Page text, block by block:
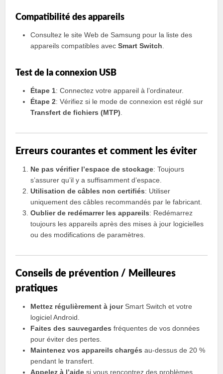
Compatibilité des appareils
Consultez le site Web de Samsung pour la liste des
appareils compatibles avecSmart Switch
Test de la connexion USB
Étape 1: Connectez votre appareil à l’ordinateur.
Étape 2: Vérifiez si le mode de connexion est réglé sur
Transfert de fichiers (MTP)
Erreurs courantes et comment les éviter
Ne pas vérifier l’espace de stockage: Toujours
s’assurer qu’il y a suffisamment d’espace.
Utilisation de câbles non certifiés: Utiliser
uniquement des câbles recommandés par le fabricant.
Oublier de redémarrer les appareils: Redémarrez
toujours les appareils après des mises à jour logicielles
ou des modifications de paramètres.
Conseils de prévention / Meilleures
pratiques
Mettez régulièrement à jourSmart Switch et votre
logiciel Android.
Faites des sauvegardes fréquentes de vos données
pour éviter des pertes.
Maintenez vos appareils chargés au-dessus de 20 %
pendant le transfert.
Appelez à l’aide si vous rencontrez des problèmes